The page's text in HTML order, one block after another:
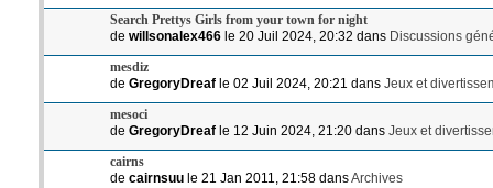
Search Prettys Girls from your town for night
de willsonalex466le 20 Juil 2024, 20:32 dans Discussions
mesdiz
de GregoryDreafle 02 Juil 2024, 20:21 dans Jeux et
mesoci
de GregoryDreafle 12 Juin 2024, 21:20 dans Jeux et
cairns
de cairnsuule 21 Jan 2011, 21:58 dansArchives